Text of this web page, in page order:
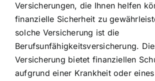
Versicherungen, die Ihnen helfen
finanzielle Sicherheit zu
solche Versicherung ist die
Berufsunfähigkeitsversicherung.
Versicherung bietet finanziellen
aufgrund einer Krankheit oder